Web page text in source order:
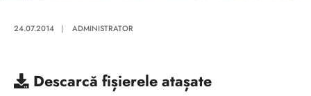
24.07.2014 | ADMINISTRATOR
Descarcă fișierele atașate